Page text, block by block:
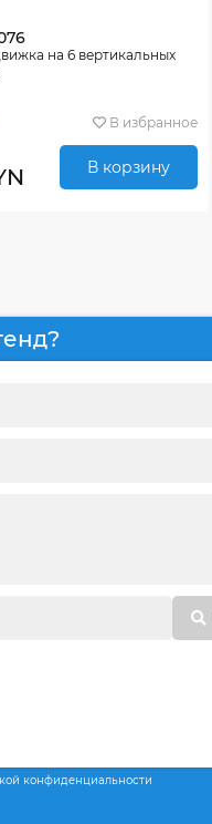
на 6 вертикальных
В избранное
В корзину
конфиденциальности